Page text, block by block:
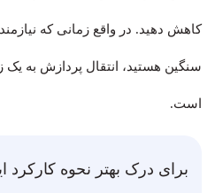
کاهش دهید. در واقع زمانی که
سنگین هستید، انتقال پردازش به
است.
برای درک بهتر نحوه کارکرد